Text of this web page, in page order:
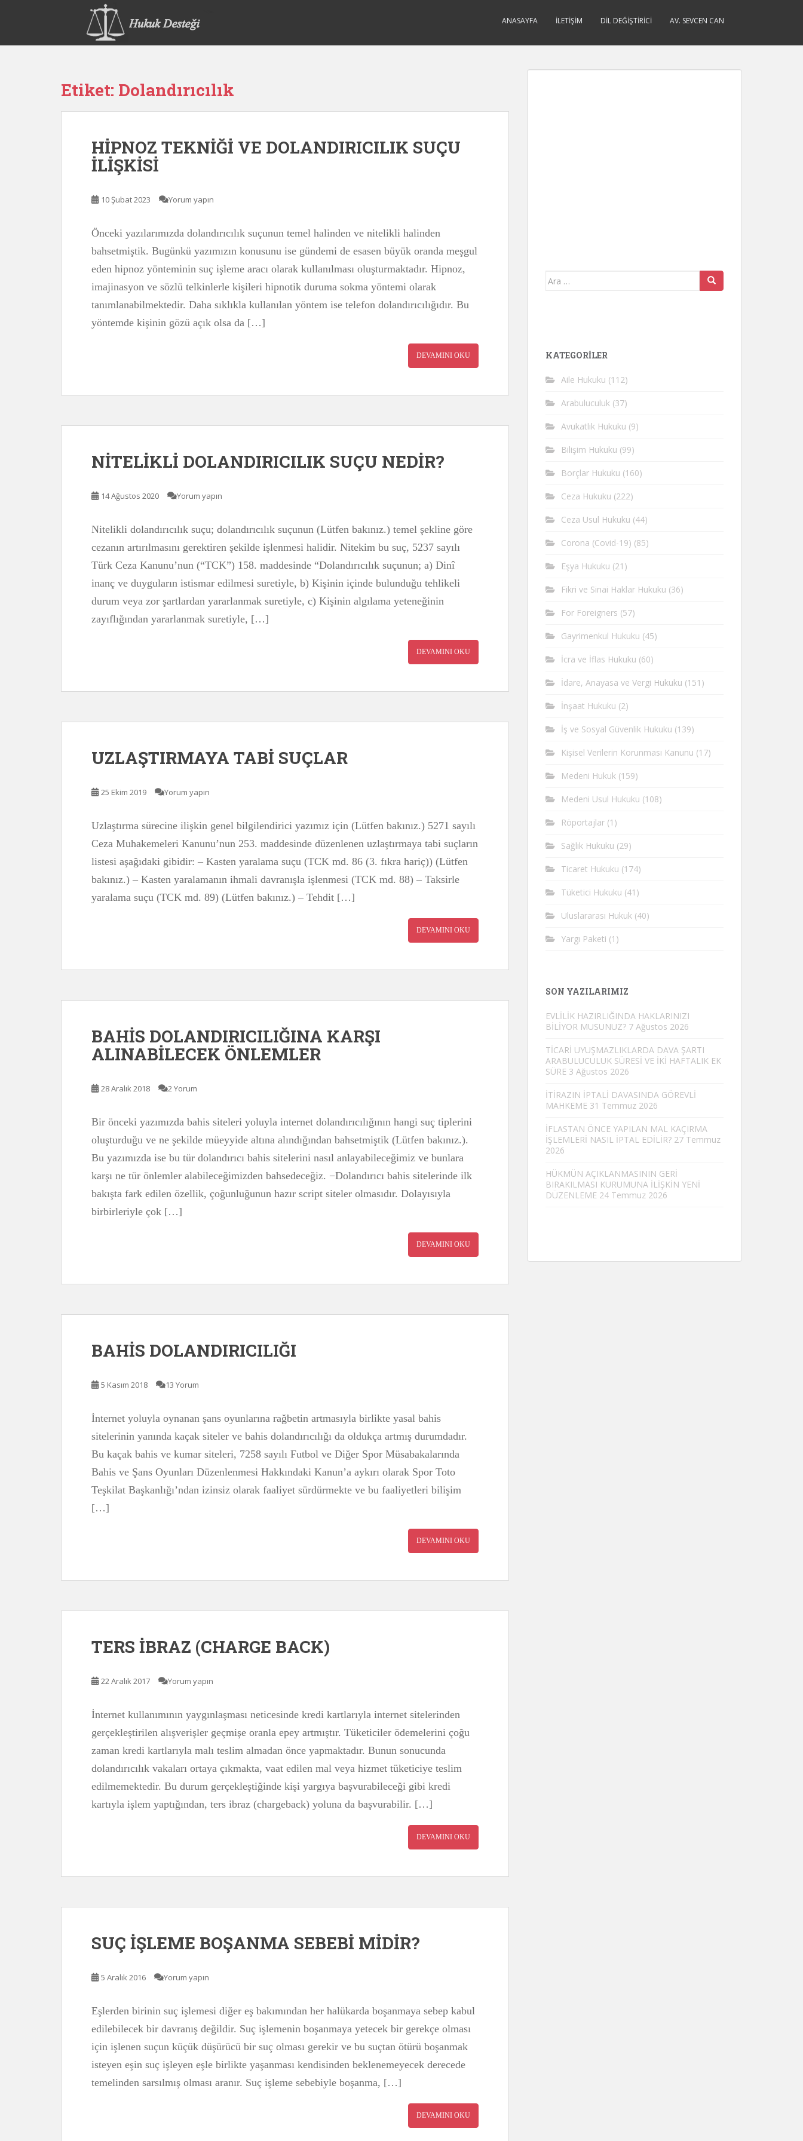
p
ANASAYFA İLETIŞIM DIL DEĞIŞTIRICI AV. SEVCEN CAN
Etiket: Dolandırıcılık
HİPNOZ TEKNİĞİ VE DOLANDIRICILIK SUÇU
İLİŞKİSİ
10 Şubat 2023 Yorum yapın
Önceki yazılarımızda dolandırıcılık suçunun temel halinden ve nitelikli halinden
bahsetmiştik. Bugünkü yazımızın konusunu ise gündemi de esasen büyük oranda meşgul
eden hipnoz yönteminin suç işleme aracı olarak kullanılması oluşturmaktadır. Hipnoz,
imajinasyon ve sözlü telkinlerle kişileri hipnotik duruma sokma yöntemi olarak
tanımlanabilmektedir. Daha sıklıkla kullanılan yöntem ise telefon dolandırıcılığıdır. Bu
yöntemde kişinin gözü açık olsa da […]
DEVAMINI OKU
NİTELİKLİ DOLANDIRICILIK SUÇU NEDİR?
14 Ağustos 2020 Yorum yapın
Nitelikli dolandırıcılık suçu; dolandırıcılık suçunun (Lütfen bakınız.) temel şekline göre
cezanın artırılmasını gerektiren şekilde işlenmesi halidir. Nitekim bu suç, 5237 sayılı
Türk Ceza Kanunu’nun (“TCK”) 158. maddesinde “Dolandırıcılık suçunun; a) Dinî
inanç ve duyguların istismar edilmesi suretiyle, b) Kişinin içinde bulunduğu tehlikeli
durum veya zor şartlardan yararlanmak suretiyle, c) Kişinin algılama yeteneğinin
zayıflığından yararlanmak suretiyle, […]
DEVAMINI OKU
UZLAŞTIRMAYA TABİ SUÇLAR
25 Ekim 2019 Yorum yapın
Uzlaştırma sürecine ilişkin genel bilgilendirici yazımız için (Lütfen bakınız.) 5271 sayılı
Ceza Muhakemeleri Kanunu’nun 253. maddesinde düzenlenen uzlaştırmaya tabi suçların
listesi aşağıdaki gibidir: – Kasten yaralama suçu (TCK md. 86 (3. fıkra hariç)) (Lütfen
bakınız.) – Kasten yaralamanın ihmali davranışla işlenmesi (TCK md. 88) – Taksirle
yaralama suçu (TCK md. 89) (Lütfen bakınız.) – Tehdit […]
DEVAMINI OKU
BAHİS DOLANDIRICILIĞINA KARŞI
ALINABİLECEK ÖNLEMLER
28 Aralık 2018 2 Yorum
Bir önceki yazımızda bahis siteleri yoluyla internet dolandırıcılığının hangi suç tiplerini
oluşturduğu ve ne şekilde müeyyide altına alındığından bahsetmiştik (Lütfen bakınız.).
Bu yazımızda ise bu tür dolandırıcı bahis sitelerini nasıl anlayabileceğimiz ve bunlara
karşı ne tür önlemler alabileceğimizden bahsedeceğiz. −Dolandırıcı bahis sitelerinde ilk
bakışta fark edilen özellik, çoğunluğunun hazır script siteler olmasıdır. Dolayısıyla
birbirleriyle çok […]
DEVAMINI OKU
BAHİS DOLANDIRICILIĞI
5 Kasım 2018 13 Yorum
İnternet yoluyla oynanan şans oyunlarına rağbetin artmasıyla birlikte yasal bahis
sitelerinin yanında kaçak siteler ve bahis dolandırıcılığı da oldukça artmış durumdadır.
Bu kaçak bahis ve kumar siteleri, 7258 sayılı Futbol ve Diğer Spor Müsabakalarında
Bahis ve Şans Oyunları Düzenlenmesi Hakkındaki Kanun’a aykırı olarak Spor Toto
Teşkilat Başkanlığı’ndan izinsiz olarak faaliyet sürdürmekte ve bu faaliyetleri bilişim
[…]
DEVAMINI OKU
TERS İBRAZ (CHARGE BACK)
22 Aralık 2017 Yorum yapın
İnternet kullanımının yaygınlaşması neticesinde kredi kartlarıyla internet sitelerinden
gerçekleştirilen alışverişler geçmişe oranla epey artmıştır. Tüketiciler ödemelerini çoğu
zaman kredi kartlarıyla malı teslim almadan önce yapmaktadır. Bunun sonucunda
dolandırıcılık vakaları ortaya çıkmakta, vaat edilen mal veya hizmet tüketiciye teslim
edilmemektedir. Bu durum gerçekleştiğinde kişi yargıya başvurabileceği gibi kredi
kartıyla işlem yaptığından, ters ibraz (chargeback) yoluna da başvurabilir. […]
DEVAMINI OKU
SUÇ İŞLEME BOŞANMA SEBEBİ MİDİR?
5 Aralık 2016 Yorum yapın
Eşlerden birinin suç işlemesi diğer eş bakımından her halükarda boşanmaya sebep kabul
edilebilecek bir davranış değildir. Suç işlemenin boşanmaya yetecek bir gerekçe olması
için işlenen suçun küçük düşürücü bir suç olması gerekir ve bu suçtan ötürü boşanmak
isteyen eşin suç işleyen eşle birlikte yaşanması kendisinden beklenemeyecek derecede
temelinden sarsılmış olması aranır. Suç işleme sebebiyle boşanma, […]
DEVAMINI OKU
Arama
KATEGORİLER
Aile Hukuku (112)
Arabuluculuk (37)
Avukatlık Hukuku (9)
Bilişim Hukuku (99)
Borçlar Hukuku (160)
Ceza Hukuku (222)
Ceza Usul Hukuku (44)
Corona (Covid-19) (85)
Eşya Hukuku (21)
Fikri ve Sinai Haklar Hukuku (36)
For Foreigners (57)
Gayrimenkul Hukuku (45)
İcra ve İflas Hukuku (60)
İdare, Anayasa ve Vergi Hukuku (151)
İnşaat Hukuku (2)
İş ve Sosyal Güvenlik Hukuku (139)
Kişisel Verilerin Korunması Kanunu (17)
Medeni Hukuk (159)
Medeni Usul Hukuku (108)
Röportajlar (1)
Sağlık Hukuku (29)
Ticaret Hukuku (174)
Tüketici Hukuku (41)
Uluslararası Hukuk (40)
Yargı Paketi (1)
SON YAZILARIMIZ
EVLİLİK HAZIRLIĞINDA HAKLARINIZI
BİLİYOR MUSUNUZ? 7 Ağustos 2026
TİCARİ UYUŞMAZLIKLARDA DAVA ŞARTI
ARABULUCULUK SÜRESİ VE İKİ HAFTALIK EK
SÜRE 3 Ağustos 2026
İTİRAZIN İPTALİ DAVASINDA GÖREVLİ
MAHKEME 31 Temmuz 2026
İFLASTAN ÖNCE YAPILAN MAL KAÇIRMA
İŞLEMLERİ NASIL İPTAL EDİLİR? 27 Temmuz
2026
HÜKMÜN AÇIKLANMASININ GERİ
BIRAKILMASI KURUMUNA İLİŞKİN YENİ
DÜZENLEME 24 Temmuz 2026